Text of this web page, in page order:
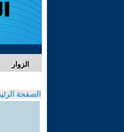
الزوار
الصفحة